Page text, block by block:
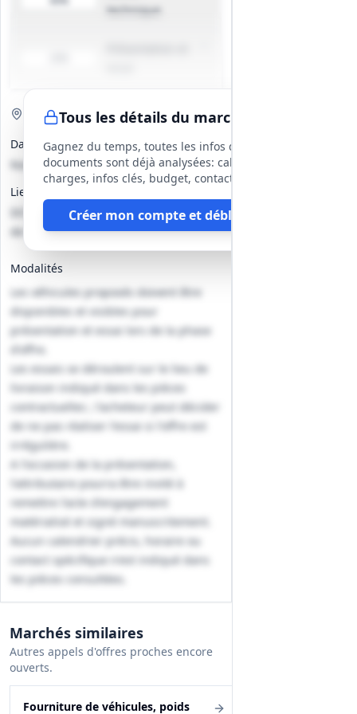
technique
Tous les détails du marché
Gagnez du temps, toutes les infos des
documents sont déjà analysées: cahier des
charges, infos clés, budget, contact, etc
Créer mon compte et débloquer
Visite de site Optionnelle
Date(s)
Non précisé
Lieu
DCPP‑Ateliers mécaniques, 18 rue
de la cotonnière, 14000 CAEN
Modalités
Les véhicules proposés doivent être
disponibles et visibles pour
présentation et essai lors de la phase
d'offre.
Les essais se déroulent sur le lieu de
livraison indiqué dans les pièces
contractuelles ; l'acheteur peut décider
de ne pas réaliser l'essai si l'offre est
irrégulière.
A l'occasion de la présentation,
l'attributaire pourra être invité à
remettre l'acte d'engagement
matérialisé et signé manuscritement.
Aucun calendrier précis, horaire ou
contact spécifique n'est indiqué dans
les pièces consultées.
Marchés similaires
Autres appels d'offres proches encore
ouverts.
Fourniture de véhicules, poids